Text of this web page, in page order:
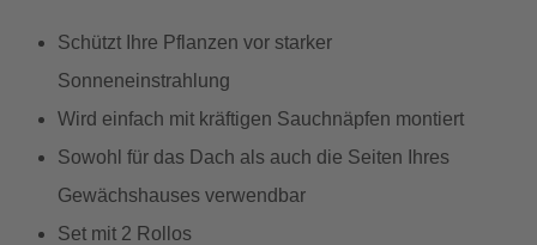
Schützt Ihre Pflanzen vor starker
Sonneneinstrahlung
Wird einfach mit kräftigen Sauchnäpfen montiert
Sowohl für das Dach als auch die Seiten Ihres
Gewächshauses verwendbar
Set mit 2 Rollos